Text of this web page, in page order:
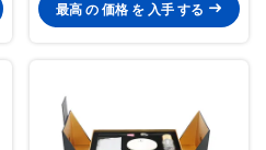
最高 の 価格 を 入手 する